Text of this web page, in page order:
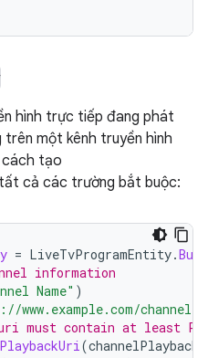
hình trực tiếp đang phát
một kênh truyền hình
cách tạo
cả các trường bắt buộc:
= LiveTvProgramEntity.
information
Name" )
www.example.com/channel/
must contain at least
(